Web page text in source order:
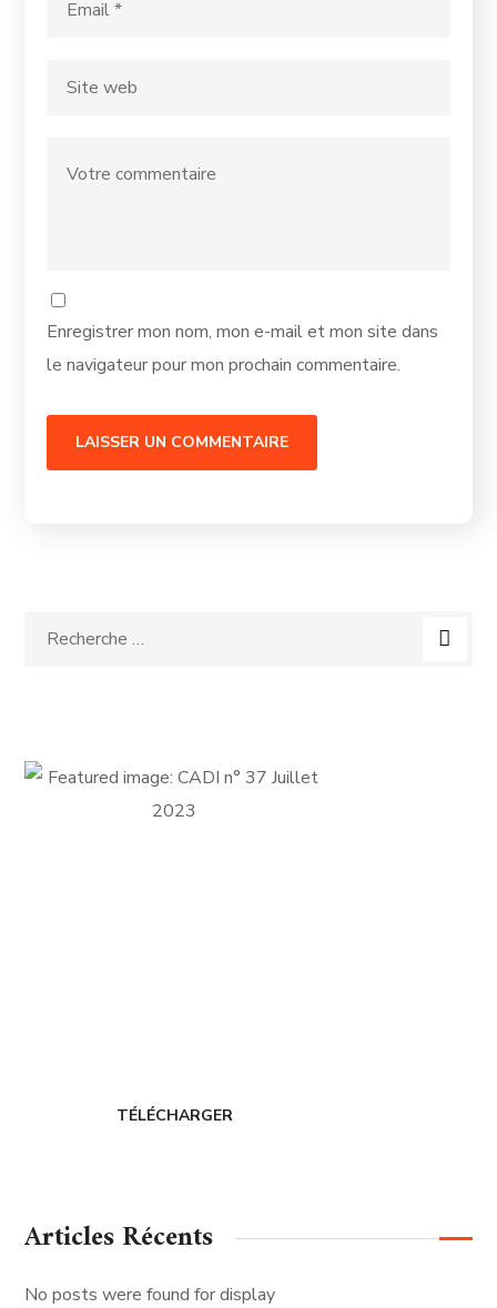
Enregistrer mon nom, mon e-mail et mon site dans
le navigateur pour mon prochain commentaire.
TÉLÉCHARGER
Articles Récents
No posts were found for display